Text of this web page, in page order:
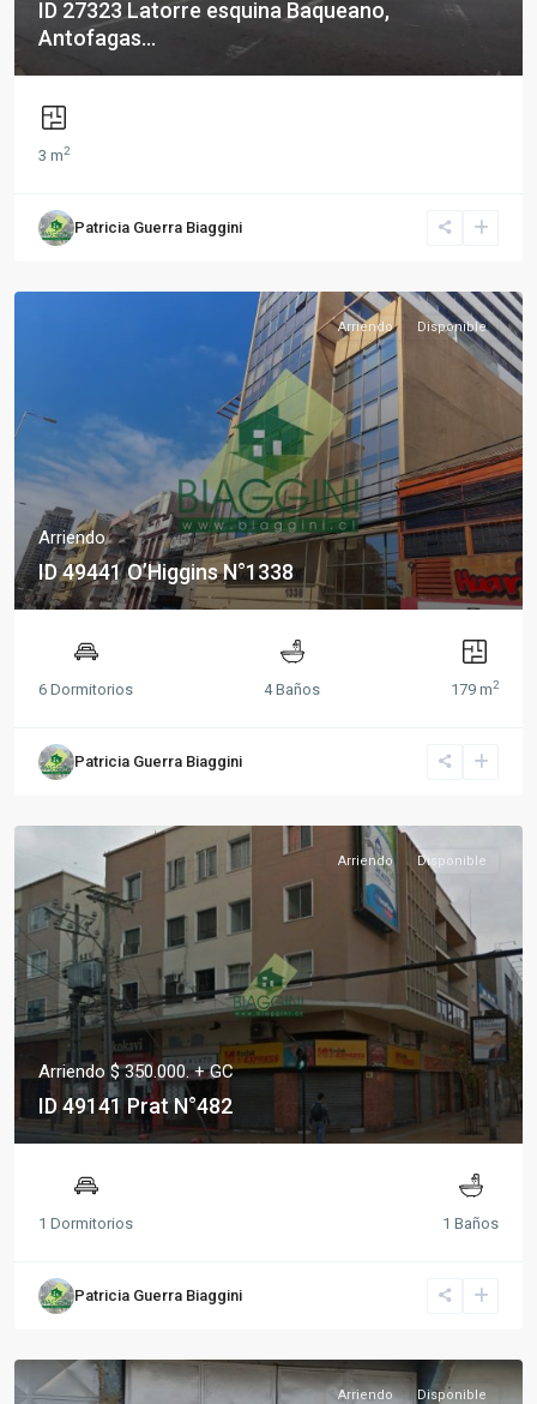
ID 27323 Latorre esquina Baqueano,
Antofagas...
3 m2
Patricia Guerra Biaggini
Arriendo Disponible
Arriendo
ID 49441 O’Higgins N°1338
6 Dormitorios 4 Baños 179 m2
Patricia Guerra Biaggini
Arriendo Disponible
Arriendo $ 350.000. + GC
ID 49141 Prat N°482
1 Dormitorios 1 Baños
Patricia Guerra Biaggini
Arriendo Disponible